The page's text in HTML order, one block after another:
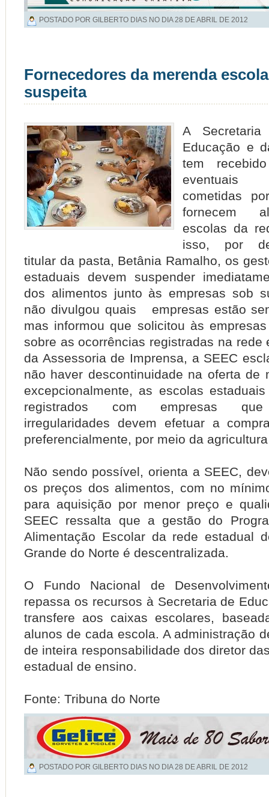
POSTADO POR GILBERTO DIAS NO DIA28 DE ABRIL DE 2012
Fornecedores da merenda
suspeita
A
Educação e
tem
eventuais
cometidas
fornecem
escolas da
isso, por
titular da pasta, Betânia Ramalho, os
estaduais devem suspender
dos alimentos junto às empresas sob
não divulgou quais empresas estão
mas informou que solicitou às
sobre as ocorrências registradas na rede
da Assessoria de Imprensa, a SEEC
não haver descontinuidade na oferta de
excepcionalmente, as escolas
registrados com empresas que
irregularidades devem efetuar a
preferencialmente, por meio da
Não sendo possível, orienta a SEEC,
os preços dos alimentos, com no
para aquisição por menor preço e
SEEC ressalta que a gestão do
Alimentação Escolar da rede estadual
Grande do Norte é descentralizada.
O Fundo Nacional de
repassa os recursos à Secretaria de
transfere aos caixas escolares,
alunos de cada escola. A administração
de inteira responsabilidade dos diretor
estadual de ensino.
Fonte: Tribuna do Norte
POSTADO POR GILBERTO DIAS NO DIA 28 DE ABRIL DE 2012